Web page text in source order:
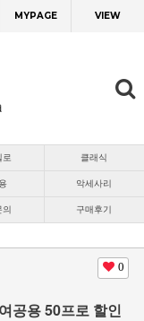
MYPAGE VIEW
로 클래식
악세사리
의 구매후기
0
공용 50프로 할인